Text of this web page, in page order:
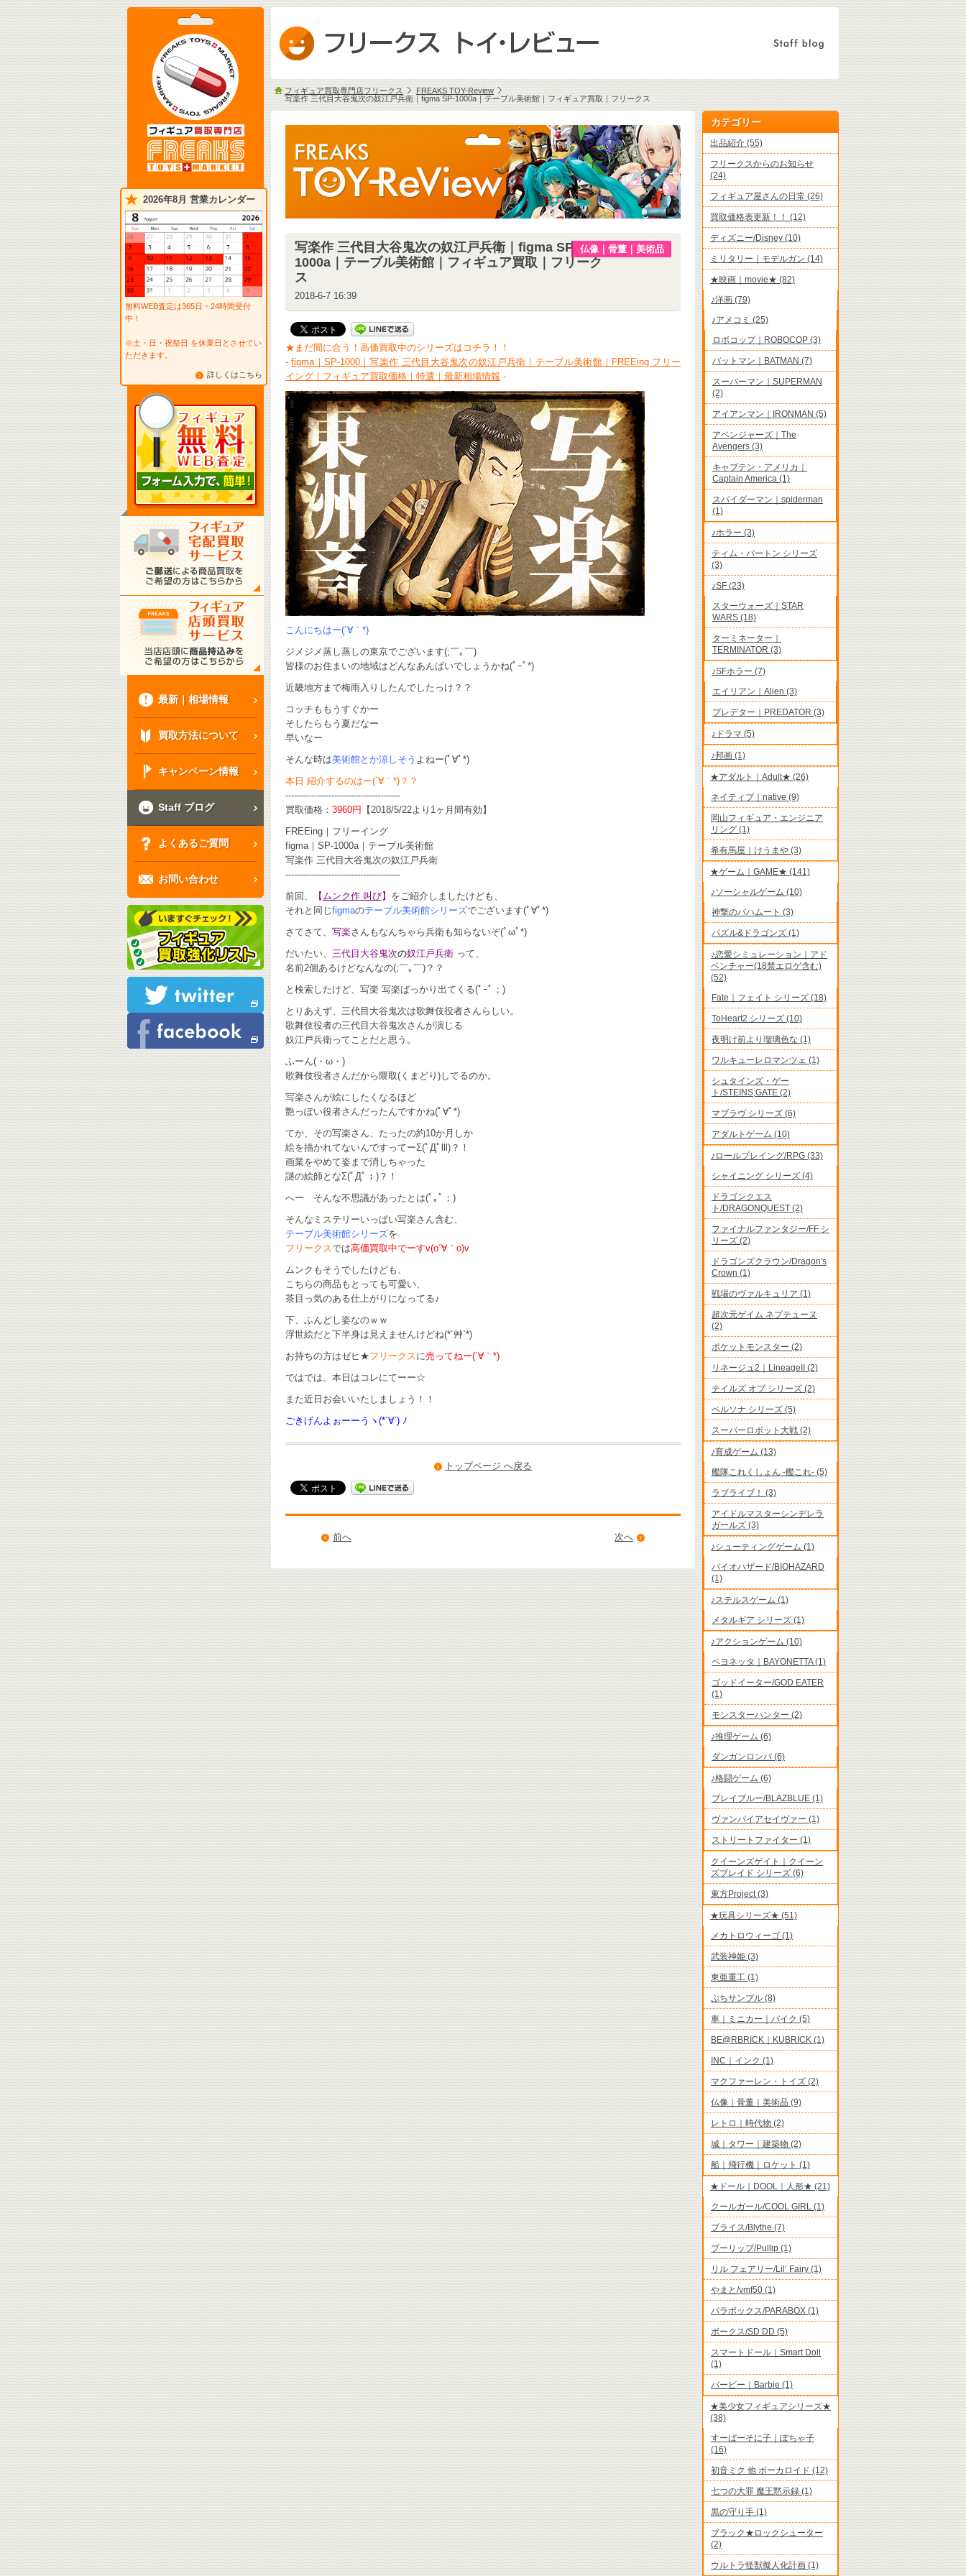
2026年8月 営業カレンダー
無料WEB査定は365日・24時間受付
中！
※土・日・祝祭日 を休業日とさせてい
ただきます。
詳しくはこちら
最新｜相場情報
買取方法について
キャンペーン情報
Staff ブログ
よくあるご質問
お問い合わせ
フィギュア買取専門店フリークス
FREAKS TOY-Review
写楽作 三代目大谷鬼次の奴江戸兵衛｜figma SP-1000a｜テーブル美術館｜フィギュア買取｜フリークス
写楽作 三代目大谷鬼次の奴江戸兵衛｜figma SP-
1000a｜テーブル美術館｜フィギュア買取｜フリーク
ス
2018-6-7 16:39
仏像｜骨董｜美術品
★まだ間に合う！高価買取中のシリーズはコチラ！！
-figma｜SP-1000｜写楽作 三代目大谷鬼次の奴江戸兵衛｜テーブル美術館｜FREEing フリー
イング｜フィギュア買取価格｜特選｜最新相場情報 -
こんにちはー(´∀｀*)
ジメジメ蒸し蒸しの東京でございます(;￣｡￣)
皆様のお住まいの地域はどんなあんばいでしょうかね(ﾟｰﾟ*)
近畿地方まで梅雨入りしたんでしたっけ？？
コッチももうすぐかー
そしたらもう夏だなー
早いなー
そんな時は美術館とか涼しそう よねー(ﾟ∀ﾟ*)
本日 紹介するのはー(´∀｀*)？？
----------------------------------------
買取価格： 3960円
【2018/5/22より1ヶ月間有効】
FREEing｜フリーイング
figma｜SP-1000a｜テーブル美術館
写楽作 三代目大谷鬼次の奴江戸兵衛
----------------------------------------
前回、
【ムンク作 叫び】 をご紹介しましたけども、
それと同じfigmaのテーブル美術館シリーズでございます(ﾟ∀ﾟ*)
さてさて、 写楽さんもなんちゃら兵衛も知らないぞ(ﾟωﾟ*)
だいたい、 三代目大谷鬼次の奴江戸兵衛 って、
名前2個あるけどなんなの(;￣｡￣)？？
と検索したけど、写楽 写楽ばっかり出てくる(ﾟｰﾟ；)
とりあえず、三代目大谷鬼次は歌舞伎役者さんらしい。
歌舞伎役者の三代目大谷鬼次さんが演じる
奴江戸兵衛ってことだと思う。
ふーん(・ω・)
歌舞伎役者さんだから隈取(くまどり)してるのか。
写楽さんが絵にしたくなるほど
艶っぽい役者さんだったんですかね(ﾟ∀ﾟ*)
てか、その写楽さん、たったの約10か月しか
絵を描かれてないんですってーΣ(ﾟДﾟlll)？！
画業をやめて姿まで消しちゃった
謎の絵師となΣ(ﾟДﾟ；)？！
へー そんな不思議があったとは(ﾟ｡ﾟ；)
そんなミステリーいっぱい写楽さん含む、
テーブル美術館シリーズを
フリークスでは高価買取中でーすv(o´∀｀o)v
ムンクもそうでしたけども、
こちらの商品もとっても可愛い、
茶目っ気のある仕上がりになってる♪
下、ふんどし姿なのｗｗ
浮世絵だと下半身は見えませんけどね(*´艸`*)
お持ちの方はゼヒ★フリークスに売ってねー(´∀｀*)
ではでは、本日はコレにてーー☆
また近日お会いいたしましょう！！
ごきげんよぉーーうヽ(*´∀`) ﾉ
トップページ へ戻る
次へ
前へ
カテゴリー
出品紹介 (55)
フリークスからのお知らせ
(24)
フィギュア屋さんの日常 (26)
買取価格表更新！！ (12)
ディズニー/Disney (10)
ミリタリー｜モデルガン (14)
★映画｜movie★ (82)
♪洋画 (79)
♪アメコミ (25)
ロボコップ｜ROBOCOP (3)
バットマン｜BATMAN (7)
スーパーマン｜SUPERMAN
(2)
アイアンマン｜IRONMAN (5)
アベンジャーズ｜The
Avengers (3)
キャプテン・アメリカ｜
Captain America (1)
スパイダーマン｜spiderman
(1)
♪ホラー (3)
ティム・バートン シリーズ
(3)
♪SF (23)
スターウォーズ｜STAR
WARS (18)
ターミネーター｜
TERMINATOR (3)
♪SFホラー (7)
エイリアン｜Alien (3)
プレデター｜PREDATOR (3)
♪ドラマ (5)
♪邦画 (1)
★アダルト｜Adult★ (26)
ネイティブ｜native (9)
岡山フィギュア・エンジニア
リング (1)
希有馬屋｜けうまや (3)
★ゲーム｜GAME★ (141)
♪ソーシャルゲーム (10)
神撃のバハムート (3)
パズル&ドラゴンズ (1)
♪恋愛シミュレーション｜アド
ベンチャー(18禁エロゲ含む)
(52)
Fate｜フェイト シリーズ (18)
ToHeart2 シリーズ (10)
夜明け前より瑠璃色な (1)
ワルキューレロマンツェ (1)
シュタインズ・ゲー
ト/STEINS;GATE (2)
マブラヴ シリーズ (6)
アダルトゲーム (10)
♪ロールプレイング/RPG (33)
シャイニング シリーズ (4)
ドラゴンクエス
ト/DRAGONQUEST (2)
ファイナルファンタジー/FF シ
リーズ (2)
ドラゴンズクラウン/Dragon's
Crown (1)
戦場のヴァルキュリア (1)
超次元ゲイム ネプテューヌ
(2)
ポケットモンスター (2)
リネージュ2｜LineageII (2)
テイルズ オブ シリーズ (2)
ペルソナ シリーズ (5)
スーパーロボット大戦 (2)
♪育成ゲーム (13)
艦隊これくしょん -艦これ- (5)
ラブライブ！ (3)
アイドルマスターシンデレラ
ガールズ (3)
♪シューティングゲーム (1)
バイオハザード/BIOHAZARD
(1)
♪ステルスゲーム (1)
メタルギア シリーズ (1)
♪アクションゲーム (10)
ベヨネッタ｜BAYONETTA (1)
ゴッドイーター/GOD EATER
(1)
モンスターハンター (2)
♪推理ゲーム (6)
ダンガンロンパ (6)
♪格闘ゲーム (6)
ブレイブルー/BLAZBLUE (1)
ヴァンパイアセイヴァー (1)
ストリートファイター (1)
クイーンズゲイト｜クイーン
ズブレイド シリーズ (6)
東方Project (3)
★玩具シリーズ★ (51)
メカトロウィーゴ (1)
武装神姫 (3)
東亜重工 (1)
ぷちサンプル (8)
車｜ミニカー｜バイク (5)
BE@RBRICK｜KUBRICK (1)
INC｜インク (1)
マクファーレン・トイズ (2)
仏像｜骨董｜美術品 (9)
レトロ｜時代物 (2)
城｜タワー｜建築物 (2)
船｜飛行機｜ロケット (1)
★ドール｜DOOL｜人形★ (21)
クールガール/COOL GIRL (1)
ブライス/Blythe (7)
プーリップ/Pullip (1)
リル フェアリー/Lil’ Fairy (1)
やまと/vmf50 (1)
パラボックス/PARABOX (1)
ボークス/SD DD (5)
スマートドール｜Smart Doll
(1)
バービー｜Barbie (1)
★美少女フィギュアシリーズ★
(38)
すーぱーそに子｜ぽちゃ子
(16)
初音ミク 他 ボーカロイド (12)
七つの大罪 魔王黙示録 (1)
黒の守り手 (1)
ブラック★ロックシューター
(2)
ウルトラ怪獣擬人化計画 (1)